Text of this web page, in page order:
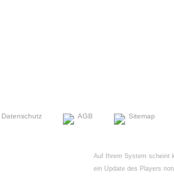
Datenschutz AGB Sitemap
Auf Ihrem System scheint
ein Update des Players